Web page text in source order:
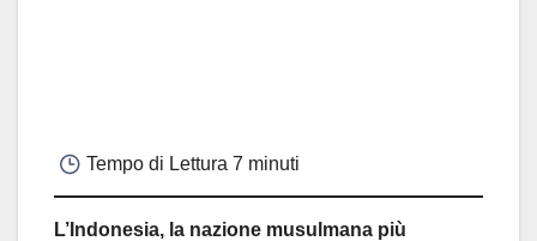
Tempo di Lettura 7 minuti
L’Indonesia, la nazione musulmana più